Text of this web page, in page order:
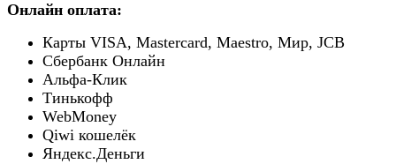
Онлайн оплата:
Карты VISA, Mastercard, Maestro, Мир, JCB
Сбербанк Онлайн
Альфа-Клик
Тинькофф
WebMoney
Qiwi кошелёк
Яндекс.Деньги